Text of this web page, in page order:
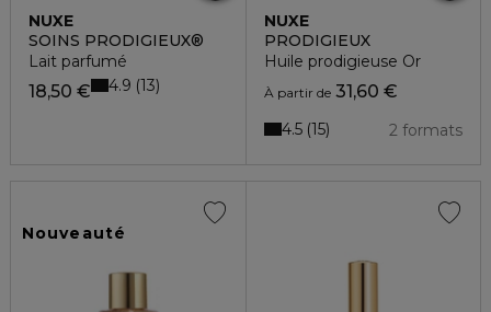
NUXE
SOINS PRODIGIEUX®
Lait parfumé
18,50 € 4.9 13
NUXE
PRODIGIEUX
Huile prodigieuse Or
À partir de31,60 €
2 formats
4.5 15
Nouveauté